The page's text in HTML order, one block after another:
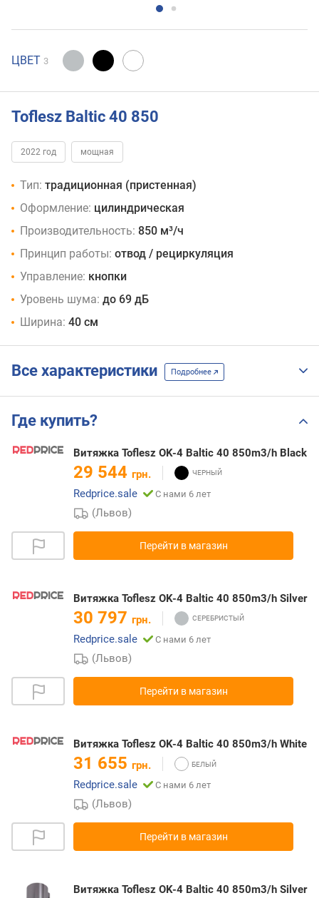
ЦВЕТ 3
Toflesz Baltic 40 850
2022 год мощная
Тип: традиционная (пристенная)
Оформление: цилиндрическая
Производительность: 850 м³/ч
Принцип работы: отвод / рециркуляция
Управление: кнопки
Уровень шума: до 69 дБ
Ширина: 40 см
Все характеристики Подробнее
Где купить?
Витяжка Toflesz OK-4 Baltic 40 850m3/h Black
29 544 грн.
Redprice.sale
С нами 6 лет
(Львов)
Перейти в магазин
Витяжка Toflesz OK-4 Baltic 40 850m3/h Silver
30 797 грн.
Redprice.sale
С нами 6 лет
(Львов)
Перейти в магазин
Витяжка Toflesz OK-4 Baltic 40 850m3/h White
31 655 грн.
Redprice.sale
С нами 6 лет
(Львов)
Перейти в магазин
Витяжка Toflesz OK-4 Baltic 40 850m3/h Silver